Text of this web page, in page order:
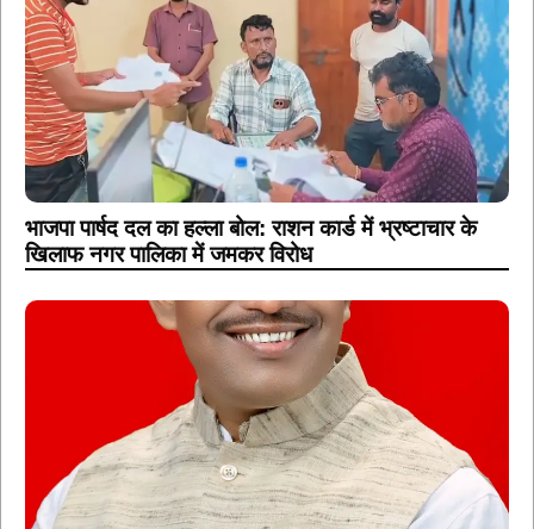
भाजपा पार्षद दल का हल्ला बोल: राशन कार्ड में भ्रष्टाचार के
खिलाफ नगर पालिका में जमकर विरोध